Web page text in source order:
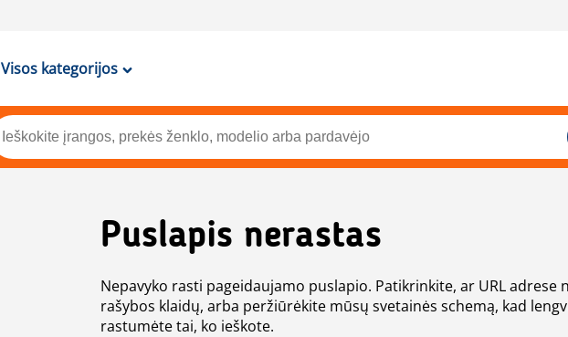
Visos kategorijos
Puslapis nerastas
Nepavyko rasti pageidaujamo puslapio. Patikrinkite, ar URL adrese
rašybos klaidų, arba peržiūrėkite mūsų svetainės schemą, kad
rastumėte tai, ko ieškote.